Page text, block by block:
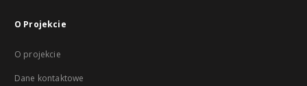
O Projekcie
O projekcie
Dane kontaktowe